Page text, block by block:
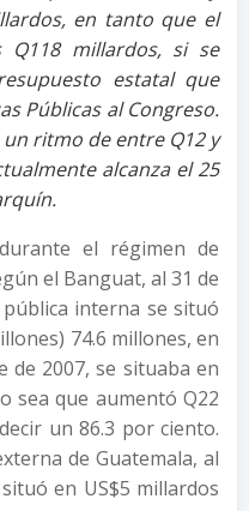
en tanto que el
millardos, si se
estatal que
Públicas al Congreso.
ritmo de entre Q12 y
alcanza el 25
el régimen de
el Banguat, al 31 de
interna se situó
74.6 millones, en
de 2007, se situaba en
sea que aumentó Q22
un 86.3 por ciento.
de Guatemala, al
en US$5 millardos